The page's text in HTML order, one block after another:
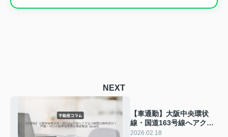
NEXT
【車通勤】大阪中央環状
線・国道163号線へアクセ
ス抜群の物件選び！門真・
2026.02.18